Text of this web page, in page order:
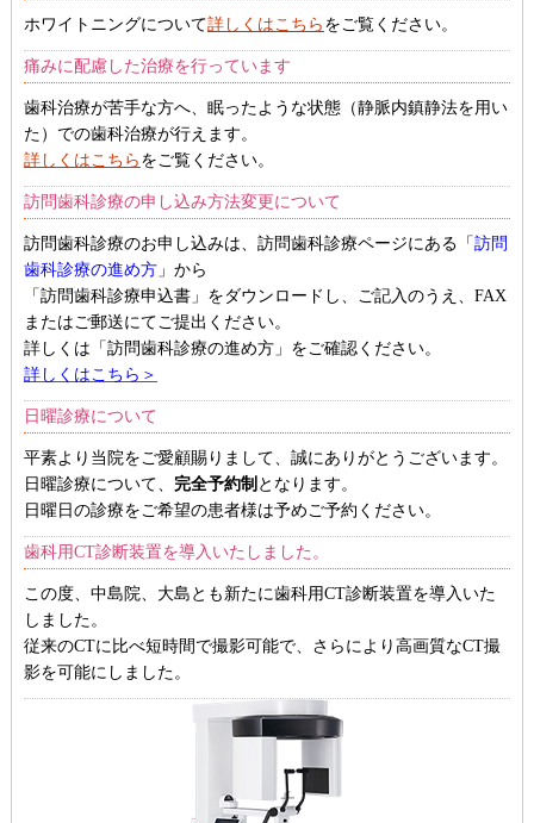
ホワイトニングについて詳しくはこちら をご覧ください。
痛みに配慮した治療を行っています
歯科治療が苦手な方へ、眠ったような状態（静脈内鎮静法を用い
た）での歯科治療が行えます。
詳しくはこちら をご覧ください。
訪問歯科診療の申し込み方法変更について
訪問歯科診療のお申し込みは、訪問歯科診療ページにある「訪問
歯科診療の進め方」から
「訪問歯科診療申込書」をダウンロードし、ご記入のうえ、FAX
またはご郵送にてご提出ください。
詳しくは「訪問歯科診療の進め方」をご確認ください。
詳しくはこちら＞
日曜診療について
平素より当院をご愛顧賜りまして、誠にありがとうございます。
日曜診療について、 完全予約制 となります。
日曜日の診療をご希望の患者様は予めご予約ください。
歯科用CT診断装置を導入いたしました。
この度、中島院、大島とも新たに歯科用CT診断装置を導入いた
しました。
従来のCTに比べ短時間で撮影可能で、さらにより高画質なCT撮
影を可能にしました。